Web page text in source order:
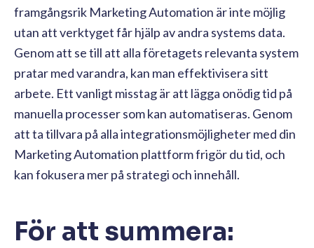
framgångsrik Marketing Automation är inte möjlig
utan att verktyget får hjälp av andra systems data.
Genom att se till att alla företagets relevanta system
pratar med varandra, kan man effektivisera sitt
arbete. Ett vanligt misstag är att lägga onödig tid på
manuella processer som kan automatiseras. Genom
att ta tillvara på alla integrationsmöjligheter med din
Marketing Automation plattform frigör du tid, och
kan fokusera mer på strategi och innehåll.
För att summera: